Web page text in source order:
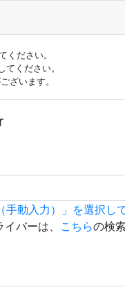
ください。
ください。
ざいます。
動入力）」を選択して
バーは、 こちらの検